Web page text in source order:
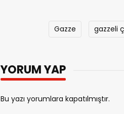
Gazze gazzeli
YORUM YAP
Bu yazı yorumlara kapatılmıştır.